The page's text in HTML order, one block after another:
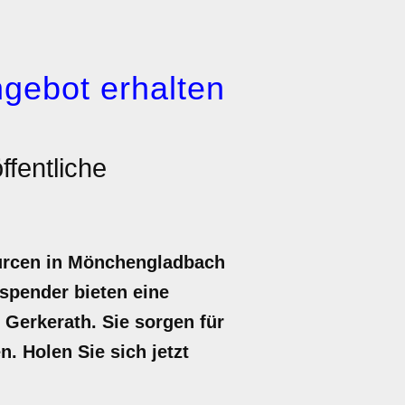
erhalten
in Mönchengladbach
bieten eine
Sie sorgen für
Holen Sie sich jetzt